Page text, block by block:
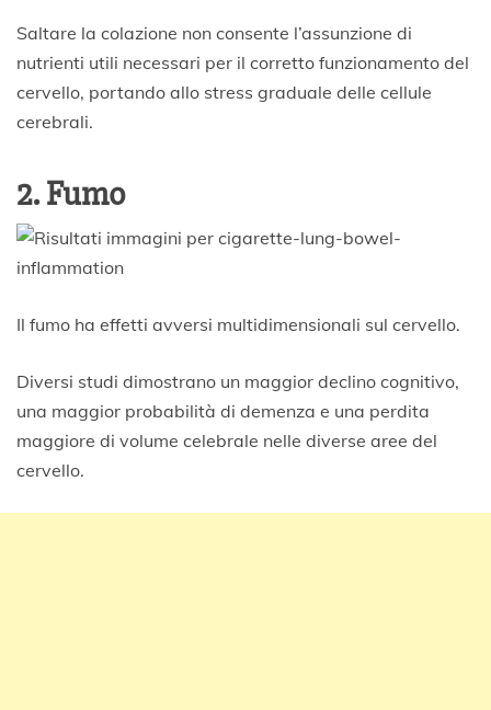
Saltare la colazione non consente l’assunzione di
nutrienti utili necessari per il corretto funzionamento del
cervello, portando allo stress graduale delle cellule
cerebrali.
2. Fumo
Il fumo ha effetti avversi multidimensionali sul cervello.
Diversi studi dimostrano un maggior declino cognitivo,
una maggior probabilità di demenza e una perdita
maggiore di volume celebrale nelle diverse aree del
cervello.